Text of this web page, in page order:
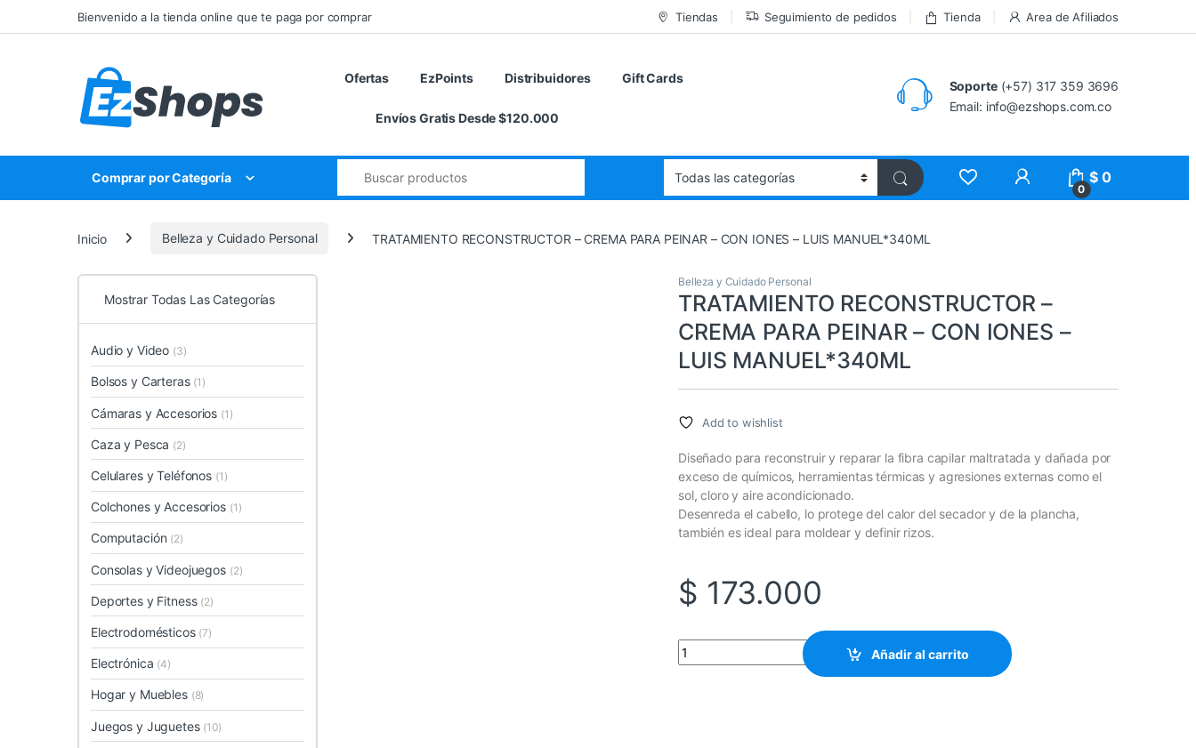
Saltar a la navegación
Saltar al contenidoBienvenido a la tienda online que te paga por comprar Tiendas Seguimiento de pedidos Tienda Area de Afiliados
Ofertas EzPoints Distribuidores Gift Cards
Envíos Gratis Desde $120.000
Soporte(+57) 317 359 3696
Email: info@ezshops.com.co
Comprar por Categoría
0
$ 0
Inicio Belleza y Cuidado Personal TRATAMIENTO RECONSTRUCTOR – CREMA PARA PEINAR – CON IONES – LUIS MANUEL*340ML
Belleza y Cuidado Personal
TRATAMIENTO RECONSTRUCTOR –
CREMA PARA PEINAR – CON IONES –
LUIS MANUEL*340ML
Add to wishlist
Diseñado para reconstruir y reparar la fibra capilar maltratada y dañada por
exceso de químicos, herramientas térmicas y agresiones externas como el
sol, cloro y aire acondicionado.
Desenreda el cabello, lo protege del calor del secador y de la plancha,
también es ideal para moldear y definir rizos.
$ 173.000
TRATAMIENTO RECONSTRUCTOR - CREMA PARA PEINAR - CON IONES - LUIS
Añadir al carrito
Mostrar Todas Las Categorías
Audio y Video (3)
Bolsos y Carteras (1)
Cámaras y Accesorios (1)
Caza y Pesca (2)
Celulares y Teléfonos (1)
Colchones y Accesorios (1)
Computación (2)
Consolas y Videojuegos (2)
Deportes y Fitness (2)
Electrodomésticos (7)
Electrónica (4)
Hogar y Muebles (8)
Juegos y Juguetes (10)